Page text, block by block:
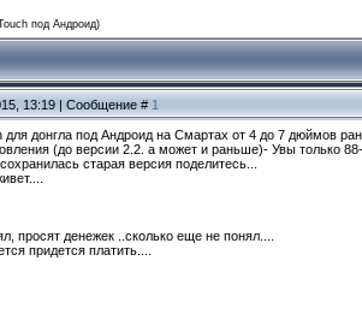
под Андроид)
13:19 | Сообщение # 1
донгла под Андроид на Смартах от 4 до 7 дюймов
(до версии 2.2. а может и раньше)- Увы только
старая версия поделитесь...
просят денежек ..сколько еще не понял....
придется платить....